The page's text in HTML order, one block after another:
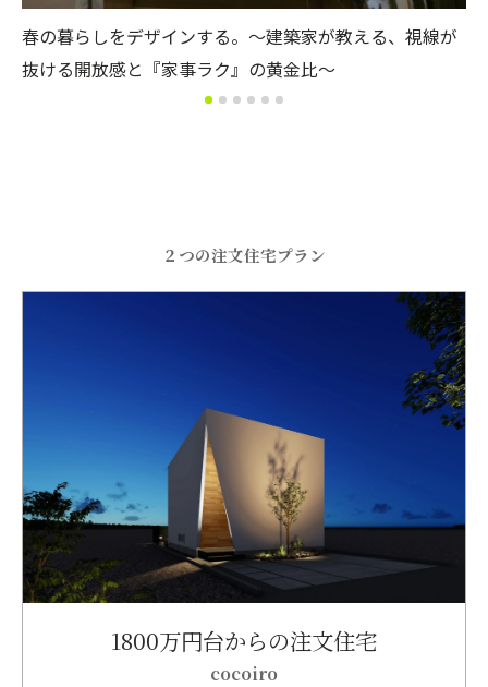
潤いと涼のひととき～建築家と紐解く、「ちょうどい
い」住まいの心地よさ～
２つの注文住宅プラン
1800万円台からの注文住宅
cocoiro